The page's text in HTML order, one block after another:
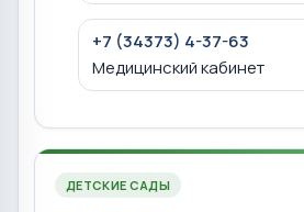
+7 (34373) 4-37-63
Медицинский кабинет
ДЕТСКИЕ САДЫ